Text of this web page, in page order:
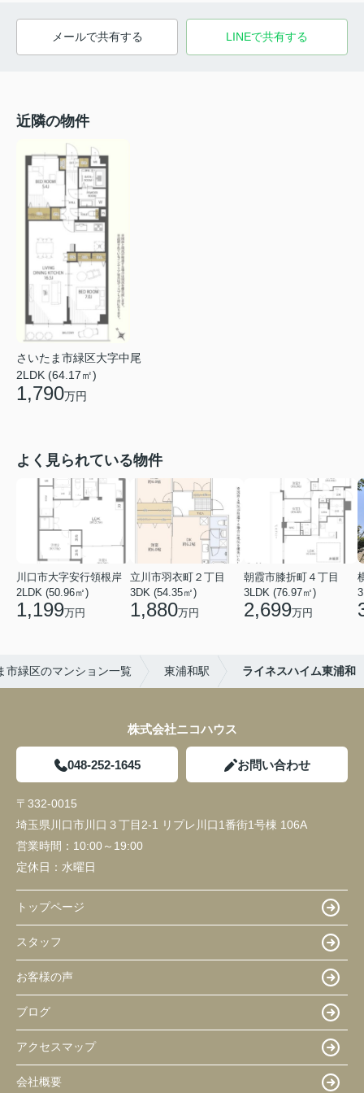
メールで共有する LINEで共有する
近隣の物件
さいたま市緑区大字中尾
2LDK (64.17㎡)
1,790万円
よく見られている物件
川口市大字安行領根岸
2LDK (50.96㎡)
1,199万円
立川市羽衣町２丁目
3DK (54.35㎡)
1,880万円
朝霞市膝折町４丁目
3LDK (76.97㎡)
2,699万円
市緑区のマンション一覧 東浦和駅 ライネスハイム東浦和
株式会社ニコハウス
048-252-1645 お問い合わせ
〒332-0015
埼玉県川口市川口３丁目2-1 リプレ川口1番街1号棟 106A
営業時間： 10:00～19:00
定休日： 水曜日
トップページ
スタッフ
お客様の声
ブログ
アクセスマップ
会社概要